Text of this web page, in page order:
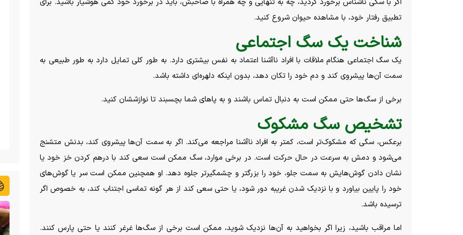
اگر با سگی ناشناس برخورد کردید، چه به تنهایی و چه همراه با صاحبش، باید در برخورد خود کمی هوشیار باشید. برای
تطبیق رفتار خود، با مشاهده حیوان شروع کنید.
شناخت یک سگ اجتماعی
یک سگ اجتماعی هنگام ملاقات با افراد ناآشنا اعتماد به نفس بیشتری دارد. به طور کلی تمایل دارد به طور طبیعی به
سمت آن‌ها پیشروی کند و دم خود را تکان دهد، بدون اینکه دلهره‌ای داشته باشد.
برخی از سگ‌ها حتی ممکن است به دنبال تماس باشند و به پا‌های شما بچسبند تا نوازششان کنید.
تشخیص سگ مشکوک
برعکس، سگی که مشکوک‌تر است، کمتر به افراد ناآشنا مراجعه می‌کند. اگر به سمت آن‌ها پیشروی کند، بدنش متشنج
می‌شود و دمش به سرعت در حال حرکت است. در برخی موارد، سگ ممکن است سعی کند با درهم کردن خز خود یا
نشان دادن گوش‌هایش به سمت جلو، خود را بزرگتر و چشمگیرتر جلوه دهد. او همچنین ممکن است سر یا گوش‌های
خود را پایین بیاورد و با نزدیک شدن غریبه دور شود، یا حتی سعی کند از هر گونه تماسی اجتناب کند، به خصوص اگر
ترسیده باشد.
اما مراقب باشید، زیرا اگر بخواهید به آن‌ها نزدیک شوید، ممکن است برخی از سگ‌ها غرغر کنند یا حتی پارس کنند.